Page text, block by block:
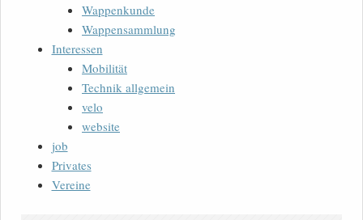
Wappenkunde
Wappensammlung
Interessen
Mobilität
Technik allgemein
velo
website
job
Privates
Vereine